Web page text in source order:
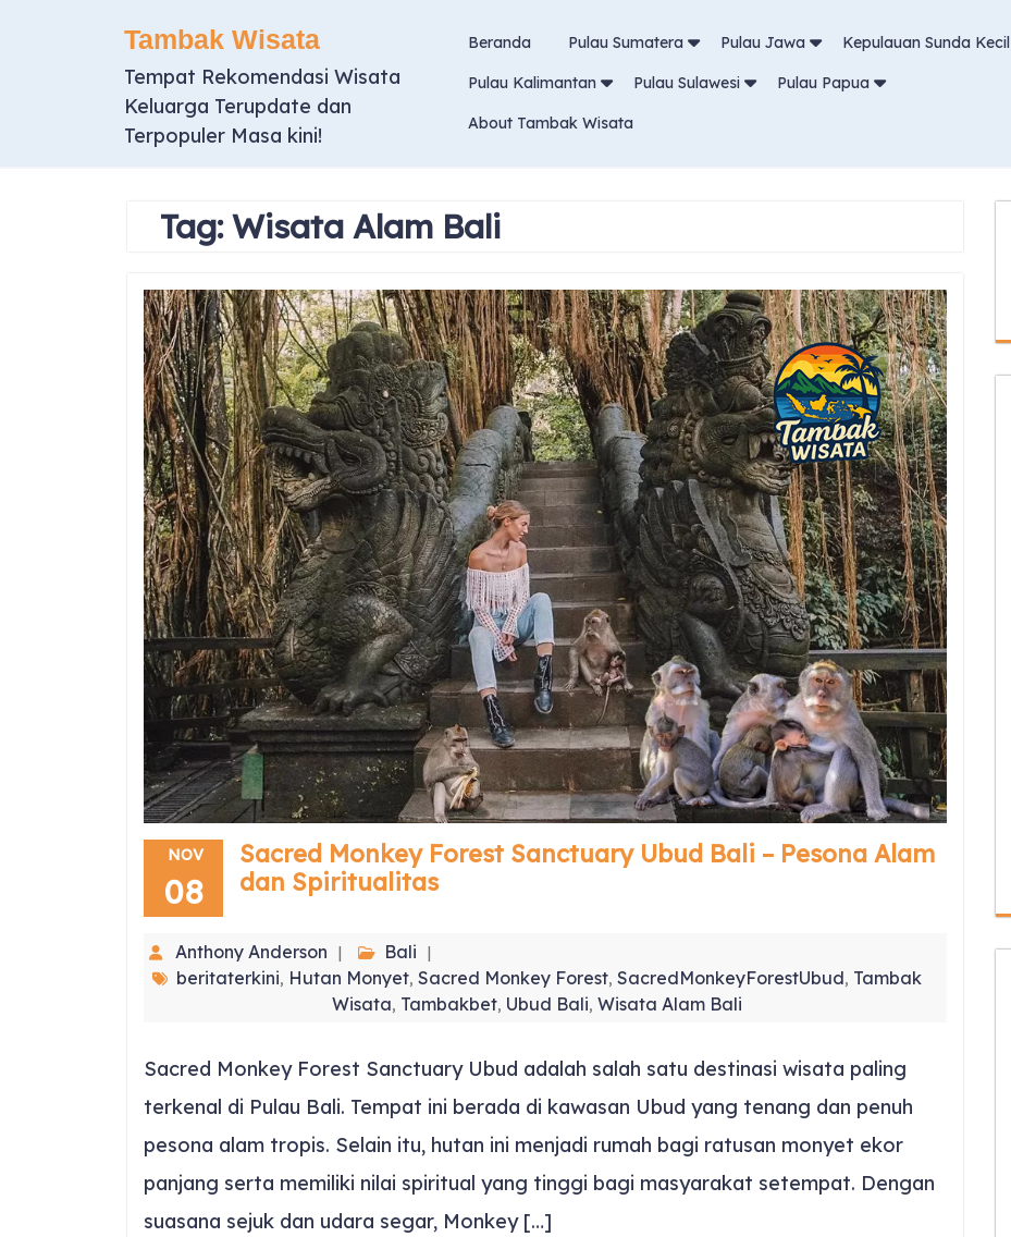
Tambak Wisata
Tempat Rekomendasi Wisata
Keluarga Terupdate dan
Terpopuler Masa kini!
Beranda Pulau Sumatera Pulau Jawa Kepulauan Sunda Kecil
Pulau Kalimantan Pulau Sulawesi Pulau Papua
About Tambak Wisata
Tag:Wisata Alam Bali
NOV
08
Sacred Monkey Forest Sanctuary Ubud Bali – Pesona Alam
dan Spiritualitas
Anthony Anderson
Bali
beritaterkini, Hutan Monyet, Sacred Monkey Forest, SacredMonkeyForestUbud, Tambak
Wisata, Tambakbet, Ubud Bali, Wisata Alam Bali
Sacred Monkey Forest Sanctuary Ubud adalah salah satu destinasi wisata paling
terkenal di Pulau Bali. Tempat ini berada di kawasan Ubud yang tenang dan penuh
pesona alam tropis. Selain itu, hutan ini menjadi rumah bagi ratusan monyet ekor
panjang serta memiliki nilai spiritual yang tinggi bagi masyarakat setempat. Dengan
suasana sejuk dan udara segar, Monkey […]